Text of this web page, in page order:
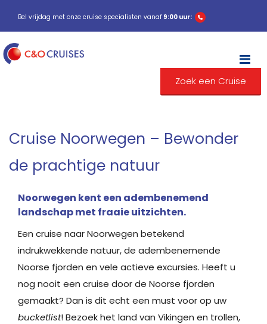
Bel vrijdag met onze cruise specialisten vanaf 9:00 uur:
Zoek een Cruise
Cruise Noorwegen – Bewonder
de prachtige natuur
Noorwegen kent een adembenemend
landschap met fraaie uitzichten.
Een cruise naar Noorwegen betekend
indrukwekkende natuur, de adembenemende
Noorse fjorden en vele actieve excursies. Heeft u
nog nooit een cruise door de Noorse fjorden
gemaakt? Dan is dit echt een must voor op uw
bucketlist! Bezoek het land van Vikingen en trollen,